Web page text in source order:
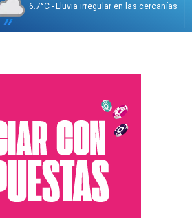
6.7°C - Lluvia irregular en las cercanías